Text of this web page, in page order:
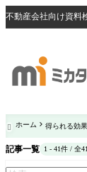
不動産会社向け資料
 ホーム 得られる効
記事一覧 1 - 41件 / 全